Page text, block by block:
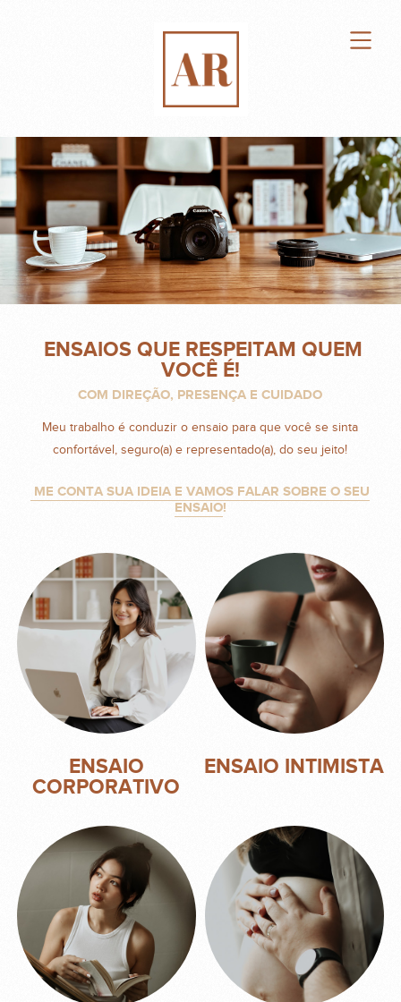
ENSAIOS QUE RESPEITAM QUEM
VOCÊ É!
COM DIREÇÃO, PRESENÇA E CUIDADO
Meu trabalho é conduzir o ensaio para que você se sinta
confortável, seguro(a) e representado(a), do seu jeito!
ME CONTA SUA IDEIA E VAMOS FALAR SOBRE O SEU
ENSAIO!
ENSAIO
CORPORATIVO
ENSAIO INTIMISTA